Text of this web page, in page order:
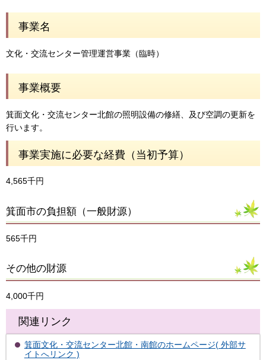
事業名
文化・交流センター管理運営事業（臨時）
事業概要
箕面文化・交流センター北館の照明設備の修繕、及び空調の更新を
行います。
事業実施に必要な経費（当初予算）
4,565千円
箕面市の負担額（一般財源）
565千円
その他の財源
4,000千円
関連リンク
箕面文化・交流センター北館・南館のホームページ( 外部サ
イトへリンク )